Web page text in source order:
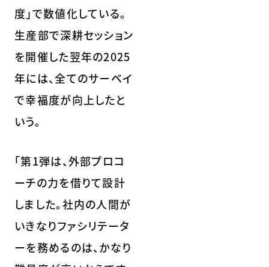
度」で数値化している。
生産部で深耕セッション
を開催した翌年の2025
年には、全てのサーベイ
で幸福度が向上したと
いう。
「第1弾は、外部プロコ
ーチの力を借りて設計
しました。社内の人間が
いきなりファシリテータ
ーを務めるのは、かなり